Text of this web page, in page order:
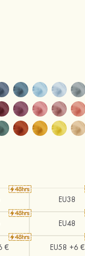
EU38
EU48
€ EU58 +6 €